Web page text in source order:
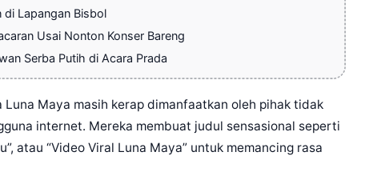
Lapangan Bisbol
Usai Nonton Konser Bareng
Serba Putih di Acara Prada
Maya masih kerap dimanfaatkan oleh pihak tidak
internet. Mereka membuat judul sensasional seperti
atau “Video Viral Luna Maya” untuk memancing rasa